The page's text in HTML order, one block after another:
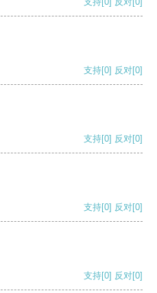
支持[0] 反对[0]
支持[0] 反对[0]
支持[0] 反对[0]
支持[0] 反对[0]